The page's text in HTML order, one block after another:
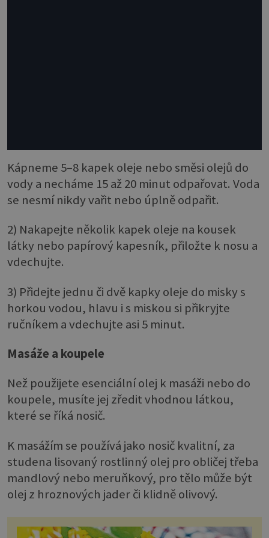
Kápneme 5–8 kapek oleje nebo směsi olejů do
vody a necháme 15 až 20 minut odpařovat. Voda
se nesmí nikdy vařit nebo úplně odpařit.
2) Nakapejte několik kapek oleje na kousek
látky nebo papírový kapesník, přiložte k nosu a
vdechujte.
3) Přidejte jednu či dvě kapky oleje do misky s
horkou vodou, hlavu i s miskou si přikryjte
ručníkem a vdechujte asi 5 minut.
Masáže a koupele
Než použijete esenciální olej k masáži nebo do
koupele, musíte jej zředit vhodnou látkou,
které se říká nosič.
K masážím se používá jako nosič kvalitní, za
studena lisovaný rostlinný olej pro obličej třeba
mandlový nebo meruňkový, pro tělo může být
olej z hroznových jader či klidně olivový.